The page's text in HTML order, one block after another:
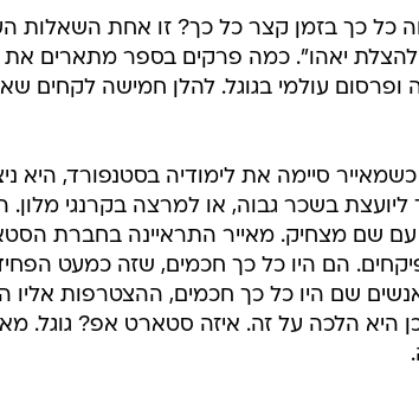
כל כך בזמן קצר כל כך? זו אחת השאלות
יאהו". כמה פרקים בספר מתארים את
ופרסום עולמי בגוגל. להלן חמישה לקחים
סיימה את לימודיה בסטנפורד, היא
בשכר גבוה, או למרצה בקרנגי מלון.
שם מצחיק. מאייר התראיינה בחברת
הם היו כל כך חכמים, שזה כמעט
שם היו כל כך חכמים, ההצטרפות אליו
היא הלכה על זה. איזה סטארט אפ? גוגל.